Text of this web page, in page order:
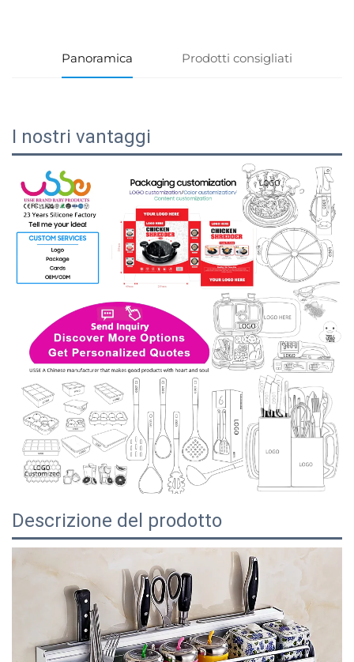
Panoramica Prodotti consigliati
I nostri vantaggi
Descrizione del prodotto